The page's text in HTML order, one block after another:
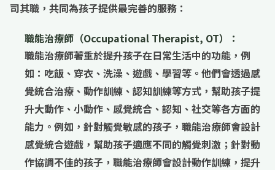
司其職，共同為孩子提供最完善的服務：
職能治療師（Occupational Therapist, OT）：
職能治療師著重於提升孩子在日常生活中的功能 ，例
如：吃飯、穿衣、洗澡、遊戲、學習等。他們會透過感
覺統合治療 、 動作訓練 、 認知訓練等方式，幫助孩子提
升大動作、小動作、感覺統合、認知、社交等各方面的
能力。例如，針對觸覺敏感的孩子，職能治療師會設計
感覺統合遊戲 ，幫助孩子適應不同的觸覺刺激；針對動
作協調不佳的孩子，職能治療師會設計動作訓練 ，提升